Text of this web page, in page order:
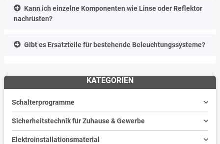
Kann ich einzelne Komponenten wie Linse oder Reflektor
nachrüsten?
Gibt es Ersatzteile für bestehende Beleuchtungssysteme?
KATEGORIEN
Schalterprogramme
Sicherheitstechnik für Zuhause & Gewerbe
Elektroinstallationsmaterial